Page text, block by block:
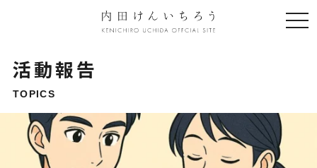
活動報告
TOPICS